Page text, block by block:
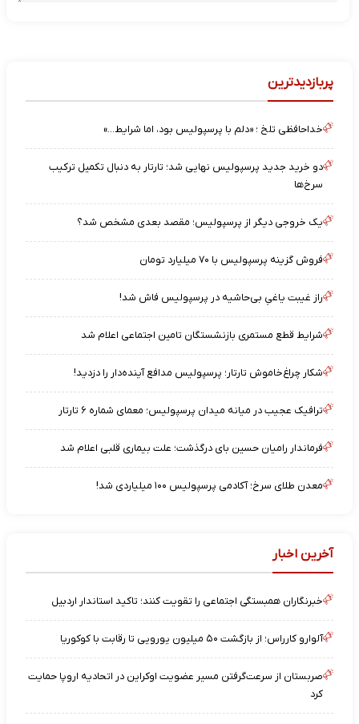
پربازدیدترین
خداحافظی تلخ ؛ «دلم با پرسپولیس بود، اما شرایط…»
دو خرید جدید پرسپولیس نهایی شد؛ تارتار به دنبال تکمیل ترکیب
سرخ‌ها
یک خروجی دیگر از پرسپولیس؛ مقصد بعدی مشخص شد؟
فروش گزینه پرسپولیس با ۷۰ میلیارد تومان
راز غیبت یاغیِ بی‌حاشیه در پرسپولیس فاش شد!
شرایط قطع مستمری بازنشستگان تامین اجتماعی اعلام شد
شکار چراغ‌خاموش تارتار؛ پرسپولیس مدافع آینده‌دار را دزدید!
ترافیک عجیب در میانه میدان پرسپولیس؛ معمای شماره ۶ تارتار
فرماندار رامیان حسین بای درگذشت؛ علت بیماری قلبی اعلام شد
معدن طلای سرخ؛ آکادمی پرسپولیس ۱۰۰ میلیاردی شد!
آخرین اخبار
خبرنگاران همبستگی اجتماعی را تقویت کنند؛ تاکید استاندار اردبیل
آلوارو کارراس؛ از بازگشت ۵۰ میلیون یورویی تا رقابت با کوکوریا
صربستان از سرعت‌گرفتن مسیر عضویت اوکراین در اتحادیه اروپا حمایت
کرد